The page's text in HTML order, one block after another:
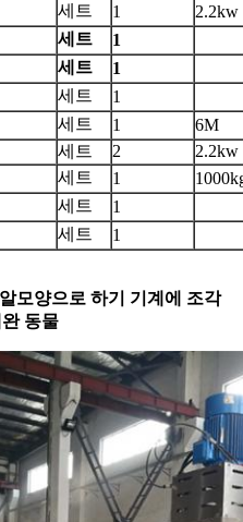
세트 1
2.2kw
세트
1
세트
1
세트
1
세트 1
6M
세트 2
2.2kw
세트 1
세트
1
세트 1
모양으로 하기 기계에 조각
동물